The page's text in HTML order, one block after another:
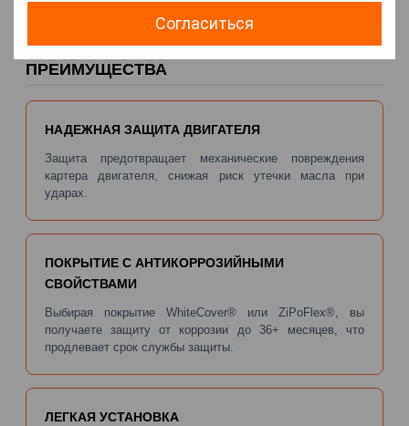
Согласиться
ПРЕИМУЩЕСТВА
НАДЕЖНАЯ ЗАЩИТА ДВИГАТЕЛЯ
Защита предотвращает механические повреждения
картера двигателя, снижая риск утечки масла при
ударах.
ПОКРЫТИЕ С АНТИКОРРОЗИЙНЫМИ
СВОЙСТВАМИ
Выбирая покрытие WhiteCover® или ZiPoFlex®, вы
получаете защиту от коррозии до 36+ месяцев, что
продлевает срок службы защиты.
ЛЕГКАЯ УСТАНОВКА